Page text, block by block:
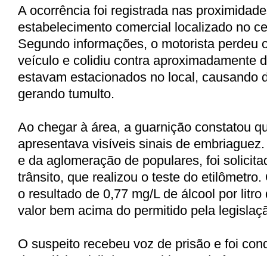
A ocorrência foi registrada nas
estabelecimento comercial localizado no
Segundo informações, o motorista perdeu
veículo e colidiu contra aproximadamente
estavam estacionados no local, causando
gerando tumulto.
Ao chegar à área, a guarnição constatou
apresentava visíveis sinais de
e da aglomeração de populares, foi
trânsito, que realizou o teste do etilômetro.
o resultado de 0,77 mg/L de álcool por litro
valor bem acima do permitido pela
O suspeito recebeu voz de prisão e foi